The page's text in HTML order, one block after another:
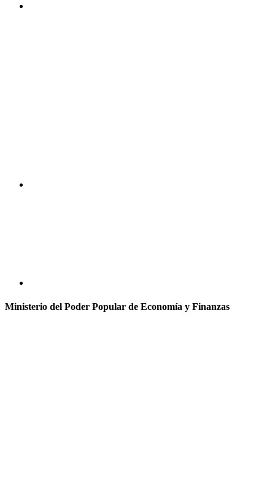
Ministerio del Poder Popular de Economía y Finanzas